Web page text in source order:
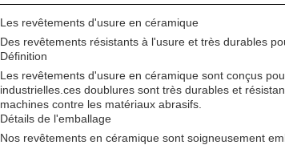
Les revêtements d'usure en céramique
Des revêtements résistants à l'usure et très durables
Définition
Les revêtements d'usure en céramique sont conçus
industrielles.ces doublures sont très durables et
machines contre les matériaux abrasifs.
Détails de l'emballage
Nos revêtements en céramique sont soigneusement